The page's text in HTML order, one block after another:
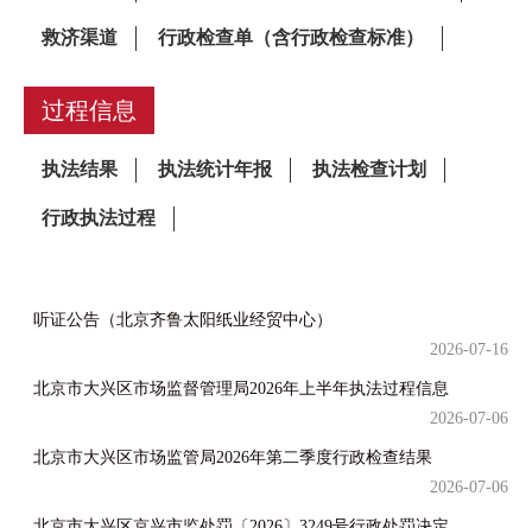
过程信息
听证公告（北京齐鲁太阳纸业经贸中心）
2026-07-16
北京市大兴区市场监督管理局2026年上半年执法过程信息
2026-07-06
北京市大兴区市场监管局2026年第二季度行政检查结果
2026-07-06